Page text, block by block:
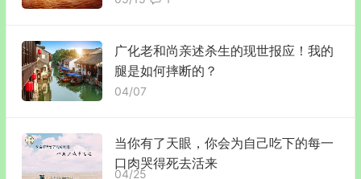
广化老和尚亲述杀生的现世报应！我的
腿是如何摔断的？
04/07
当你有了天眼，你会为自己吃下的每一
口肉哭得死去活来
04/25